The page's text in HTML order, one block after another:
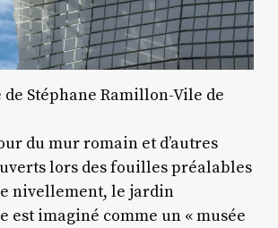
Stéphane Ramillon-Vile de
du mur romain et d’autres
lors des fouilles préalables
nivellement, le jardin
est imaginé comme un « musée